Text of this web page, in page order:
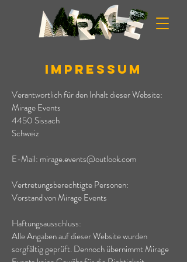
IMPRESSUM
Verantwortlich für den Inhalt dieser Website:
Mirage Events
4450 Sissach
Schweiz
E-Mail: mirage.events@outlook.com
Vertretungsberechtigte Personen:
Vorstand von Mirage Events
Haftungsausschluss:
Alle Angaben auf dieser Website wurden
sorgfältig geprüft. Dennoch übernimmt Mirage